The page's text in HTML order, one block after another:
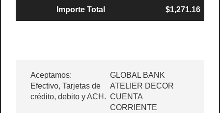
Importe Total $1,271.16
Aceptamos:
Efectivo, Tarjetas de
crédito, debito y ACH.
GLOBAL BANK
ATELIER DECOR
CUENTA
CORRIENTE